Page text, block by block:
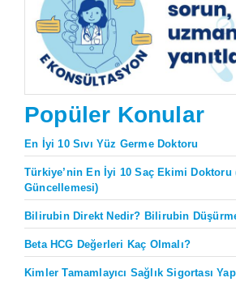
Popüler Konular
En İyi 10 Sıvı Yüz Germe Doktoru
Türkiye’nin En İyi 10 Saç Ekimi Doktoru
Güncellemesi)
Bilirubin Direkt Nedir? Bilirubin
Beta HCG Değerleri Kaç Olmalı?
Kimler Tamamlayıcı Sağlık Sigortası